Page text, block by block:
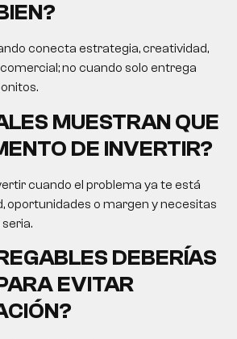
conecta estrategia, creatividad,
no cuando solo entrega
MUESTRAN QUE
DE INVERTIR?
cuando el problema ya te está
oportunidades o margen y necesitas
DEBERÍAS
EVITAR